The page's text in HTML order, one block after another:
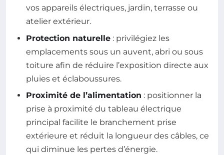
vos appareils électriques, jardin, terrasse ou
atelier extérieur.
Protection naturelle : privilégiez les
emplacements sous un auvent, abri ou sous
toiture afin de réduire l’exposition directe aux
pluies et éclaboussures.
Proximité de l’alimentation : positionner la
prise à proximité du tableau électrique
principal facilite le branchement prise
extérieure et réduit la longueur des câbles, ce
qui diminue les pertes d’énergie.